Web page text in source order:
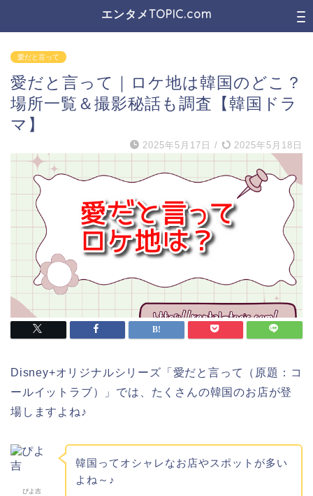
エンタメTOPIC.com
愛だと言って
愛だと言って｜ロケ地は韓国のどこ？
場所一覧＆撮影秘話も調査【韓国ドラ
マ】
2025年5月17日 / 2025年5月18日
Disney+オリジナルシリーズ「愛だと言って（原題：コ
ールイットラブ）」では、たくさんの韓国のお店が登
場しますよね♪
ぴよ吉
韓国ってオシャレなお店やスポットが多い
よね～♪